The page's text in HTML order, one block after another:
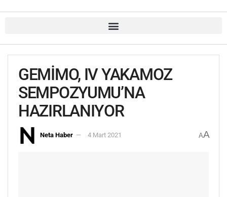
GEMİMO, IV YAKAMOZ
SEMPOZYUMU’NA
HAZIRLANIYOR
Neta Haber 4 Mart 2021 AA